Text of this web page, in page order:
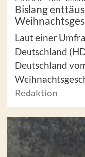
Bislang
Laut einer
Deutschland
Deutschland
Redaktion